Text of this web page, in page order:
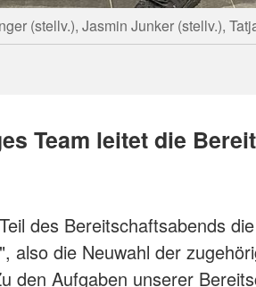
(stellv.), Jasmin Junker (stellv.),
Team leitet die
des Bereitschaftsabends
also die Neuwahl der
den Aufgaben unserer